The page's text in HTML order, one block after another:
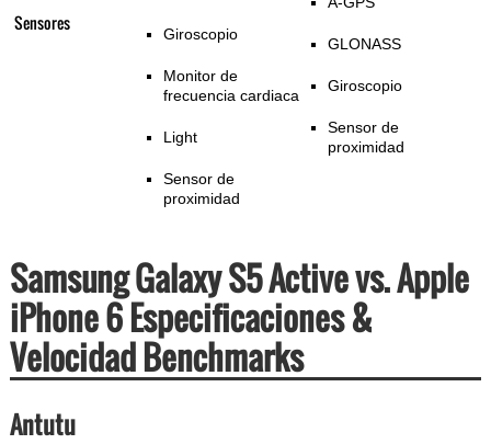
Sensores Giroscopio
Monitor de
frecuencia cardiaca
Light
Sensor de
proximidad
GLONASS
Giroscopio
Sensor de
proximidad
Samsung Galaxy S5 Active vs. Apple
iPhone 6 Especificaciones &
Velocidad Benchmarks
Antutu